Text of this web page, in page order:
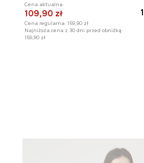
Cena aktualna:
109,90 zł
Cena regularna: 159,90 zł
Najniższa cena z 30 dni przed obniżką:
159,90 zł